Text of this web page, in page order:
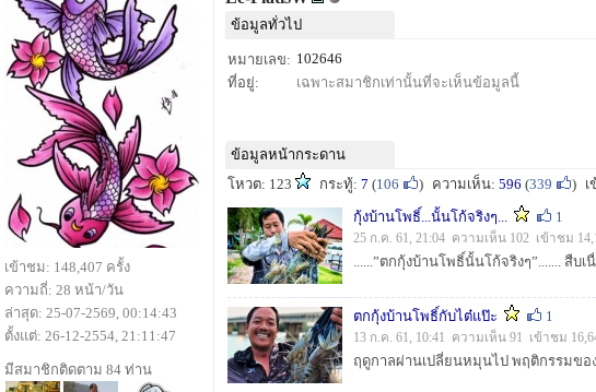
ข้อมูลทั่วไป
หมายเลข: 102646
ที่อยู่:
เฉพาะสมาชิกเท่านั้นที่จะเห็นข้อมูลนี้
ข้อมูลหน้ากระดาน
โหวต: 123
กระทู้: 7 (106 ) ความเห็น: 596 (339 )
กุ้งบ้านโพธิ์...นั้นโก้จริงๆ...
1
25 ก.ค. 61, 21:04 ความเห็น 102 เข้าชม
ตกกุ้งบ้านโพธิ์กับไต๋แป๊ะ 1
13 ก.ค. 61, 10:41 ความเห็น 91 เข้าชม
เข้าชม: 148,407 ครั้ง
ความถี่: 28 หน้า/วัน
ล่าสุด: 25-07-2569, 00:14:43
ตั้งแต่: 26-12-2554, 21:11:47
มีสมาชิกติดตาม 84 ท่าน